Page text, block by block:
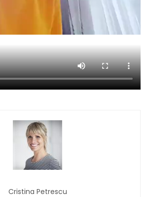
Cristina Petrescu